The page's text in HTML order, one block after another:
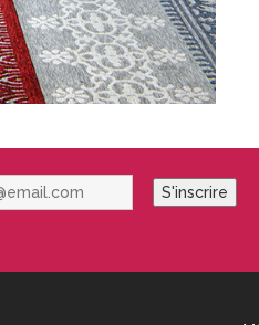
votre@email.com S'inscrire